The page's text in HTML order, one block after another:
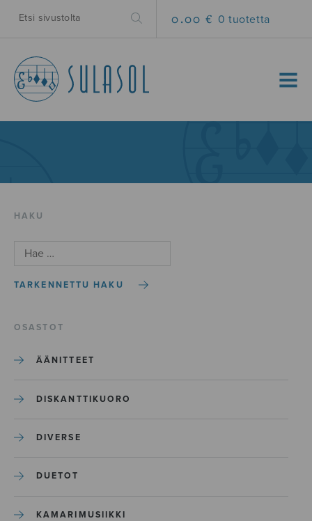
0.00 € 0 tuotetta
MENU
HAKU
TARKENNETTU HAKU
OSASTOT
ÄÄNITTEET
DISKANTTIKUORO
DIVERSE
DUETOT
KAMARIMUSIIKKI